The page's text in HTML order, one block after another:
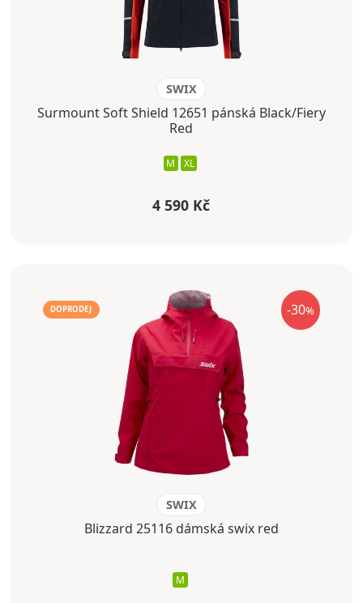
SWIX
Surmount Soft Shield 12651 pánská Black/Fiery
Red
M XL
4 590 Kč
-30%
DOPRODEJ
SWIX
Blizzard 25116 dámská swix red
M